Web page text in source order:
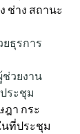
ช่าง สถานะ
ธุรการ
ช่วยงาน
ระชุม
ฎา กระ
นที่ประชุม